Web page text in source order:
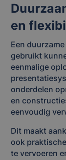
en
Een
gebruikt
eenmalige
onderdelen
en
eenvoudig
Dit maakt
ook
te vervoeren